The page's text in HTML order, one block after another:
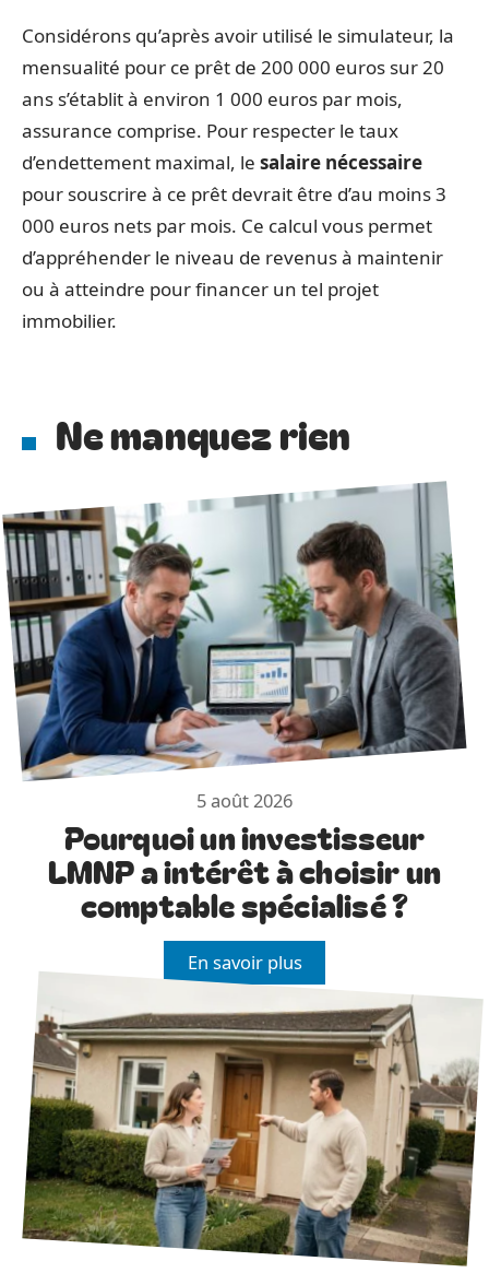
Considérons qu’après avoir utilisé le simulateur, la
mensualité pour ce prêt de 200 000 euros sur 20
ans s’établit à environ 1 000 euros par mois,
assurance comprise. Pour respecter le taux
d’endettement maximal, le salaire nécessaire
pour souscrire à ce prêt devrait être d’au moins 3
000 euros nets par mois. Ce calcul vous permet
d’appréhender le niveau de revenus à maintenir
ou à atteindre pour financer un tel projet
immobilier.
Ne manquez rien
5 août 2026
Pourquoi un investisseur
LMNP a intérêt à choisir un
comptable spécialisé ?
En savoir plus